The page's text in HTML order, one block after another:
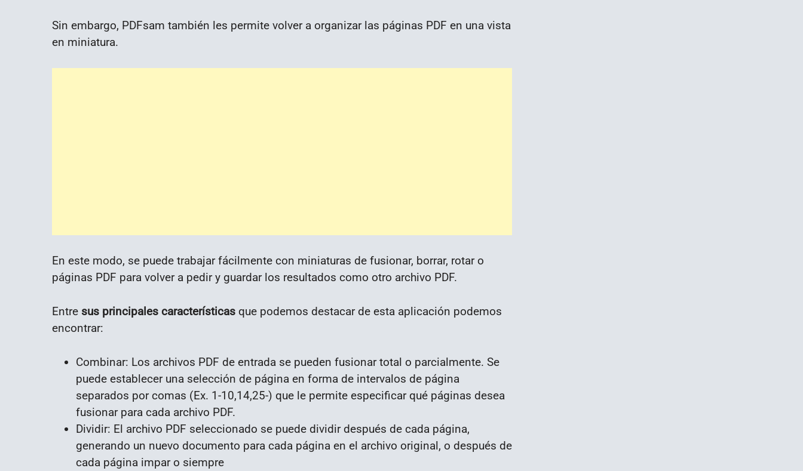
Sin embargo, PDFsam también les permite volver a organizar las páginas PDF en una vista
en miniatura.
En este modo, se puede trabajar fácilmente con miniaturas de fusionar, borrar, rotar o
páginas PDF para volver a pedir y guardar los resultados como otro archivo PDF.
Entre sus principales características que podemos destacar de esta aplicación podemos
encontrar:
Combinar: Los archivos PDF de entrada se pueden fusionar total o parcialmente. Se
puede establecer una selección de página en forma de intervalos de página
separados por comas (Ex. 1-10,14,25-) que le permite especificar qué páginas desea
fusionar para cada archivo PDF.
Dividir: El archivo PDF seleccionado se puede dividir después de cada página,
generando un nuevo documento para cada página en el archivo original, o después de
cada página impar o siempre